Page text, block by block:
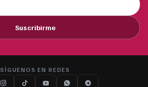
Suscribirme
SÍGUENOS EN REDES